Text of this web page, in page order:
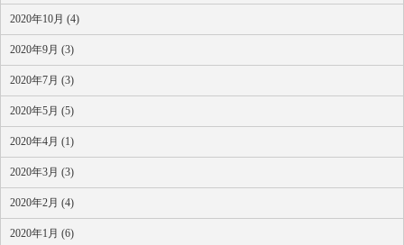
2020年10月 (4)
2020年9月 (3)
2020年7月 (3)
2020年5月 (5)
2020年4月 (1)
2020年3月 (3)
2020年2月 (4)
2020年1月 (6)